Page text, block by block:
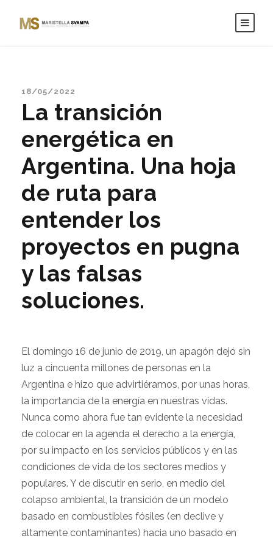
18/05/2022
La transición
energética en
Argentina. Una hoja
de ruta para
entender los
proyectos en pugna
y las falsas
soluciones.
El domingo 16 de junio de 2019, un apagón dejó sin
luz a cincuenta millones de personas en la
Argentina e hizo que advirtiéramos, por unas horas,
la importancia de la energía en nuestras vidas.
Nunca como ahora fue tan evidente la necesidad
de colocar en la agenda el derecho a la energía,
por su impacto en los servicios públicos y en las
condiciones de vida de los sectores medios y
populares. Y de discutir en serio, en medio del
colapso ambiental, la transición de un modelo
basado en combustibles fósiles (en declive y
altamente contaminantes) hacia uno basado en